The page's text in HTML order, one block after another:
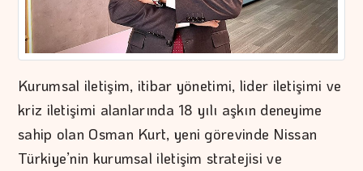
Kurumsal iletişim, itibar yönetimi, lider iletişimi ve
kriz iletişimi alanlarında 18 yılı aşkın deneyime
sahip olan Osman Kurt, yeni görevinde Nissan
Türkiye’nin kurumsal iletişim stratejisi ve